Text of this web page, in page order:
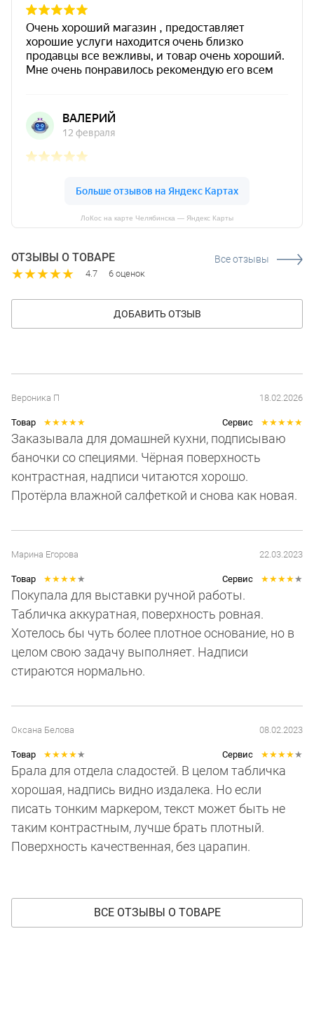
ЛоКос на карте Челябинска — Яндекс Карты
ОТЗЫВЫ О ТОВАРЕ Все отзывы
★★★★★ 4.7 6 оценок
ДОБАВИТЬ ОТЗЫВ
Вероника П 18.02.2026
Товар ★★★★★ Сервис ★★★★★
Заказывала для домашней кухни, подписываю
баночки со специями. Чёрная поверхность
контрастная, надписи читаются хорошо.
Протёрла влажной салфеткой и снова как новая.
Марина Егорова 22.03.2023
Товар ★★★★★ Сервис ★★★★★
Покупала для выставки ручной работы.
Табличка аккуратная, поверхность ровная.
Хотелось бы чуть более плотное основание, но в
целом свою задачу выполняет. Надписи
стираются нормально.
Оксана Белова 08.02.2023
Товар ★★★★★ Сервис ★★★★★
Брала для отдела сладостей. В целом табличка
хорошая, надпись видно издалека. Но если
писать тонким маркером, текст может быть не
таким контрастным, лучше брать плотный.
Поверхность качественная, без царапин.
ВСЕ ОТЗЫВЫ О ТОВАРЕ